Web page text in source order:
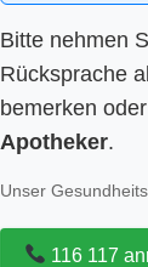
Bitte nehmen
Rücksprache
bemerken
Apotheker.
Unser
116 117